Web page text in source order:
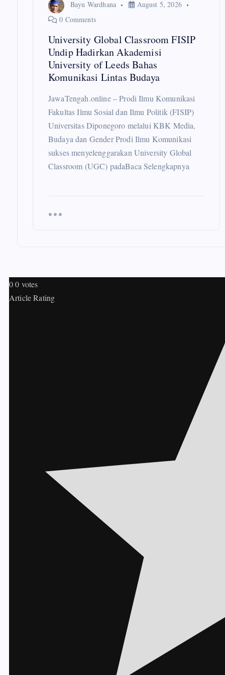
Bayu Wardhana
August 5, 2026
0 Comments
University Global Classroom FISIP
Undip Hadirkan Akademisi
University of Leeds Bahas
Komunikasi Lintas Budaya
JawaTengah.online – Prodi Ilmu Komunikasi
Fakultas Ilmu Sosial dan Ilmu Politik (FISIP)
Universitas Diponegoro melalui KBK Media,
Budaya dan Gender Prodi Ilmu Komunikasi
sukses menyelenggarakan University Global
Classroom (UGC) padaBaca Selengkapnya
0 0 votes
Article Rating